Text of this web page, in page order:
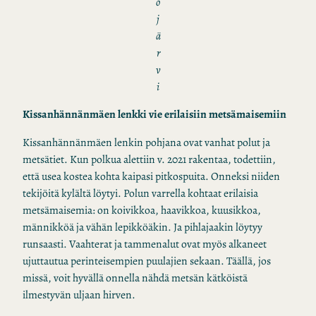
j
ä
r
v
i
Kissanhännänmäen lenkki vie erilaisiin metsämaisemiin
Kissanhännänmäen lenkin pohjana ovat vanhat polut ja
metsätiet. Kun polkua alettiin v. 2021 rakentaa, todettiin,
että usea kostea kohta kaipasi pitkospuita. Onneksi niiden
tekijöitä kylältä löytyi. Polun varrella kohtaat erilaisia
metsämaisemia: on koivikkoa, haavikkoa, kuusikkoa,
männikköä ja vähän lepikköäkin. Ja pihlajaakin löytyy
runsaasti. Vaahterat ja tammenalut ovat myös alkaneet
ujuttautua perinteisempien puulajien sekaan. Täällä, jos
missä, voit hyvällä onnella nähdä metsän kätköistä
ilmestyvän uljaan hirven.